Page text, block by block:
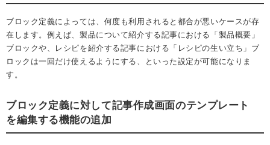
ブロック定義によっては、何度も利用されると都合が悪いケースが存
在します。例えば、製品について紹介する記事における「製品概要」
ブロックや、レシピを紹介する記事における「レシピの生い立ち」ブ
ロックは一回だけ使えるようにする、といった設定が可能になりま
す。
ブロック定義に対して記事作成画面のテンプレート
を編集する機能の追加